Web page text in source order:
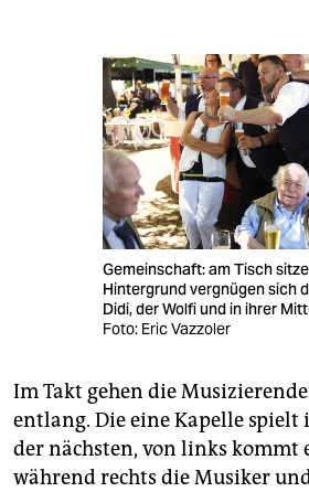
Gemeinschaft: am Tisch
Hintergrund vergnügen sich
Didi, der Wolfi und in ihrer
Foto: Eric Vazzoler
Im Takt gehen die
entlang. Die eine Kapelle spielt
der nächsten, von links kommt
während rechts die Musiker